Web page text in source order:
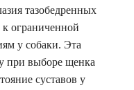
тазобедренных
к ограниченной
у собаки. Эта
при выборе щенка
суставов у